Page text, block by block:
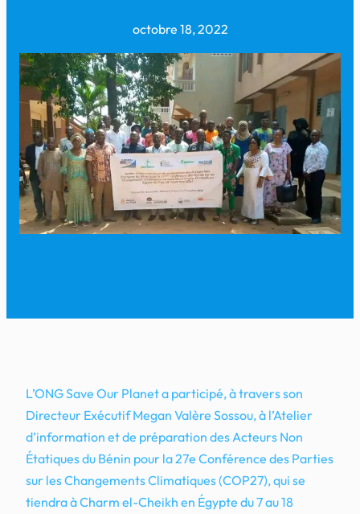
octobre 18, 2022
L’ONG Save Our Planet a participé, à travers son
Directeur Exécutif Megan Valère Sossou, à l’Atelier
d’information et de préparation des Acteurs Non
Étatiques du Bénin pour la 27e Conférence des Parties
sur les Changements Climatiques (COP27), qui se
tiendra à Charm el-Cheikh en Égypte du 7 au 18